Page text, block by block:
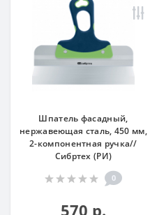
Шпатель фасадный,
нержавеющая сталь, 450 мм,
2-компонентная ручка//
Сибртех (РИ)
0
570 р.